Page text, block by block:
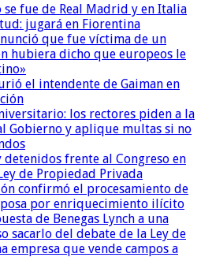
se fue de Real Madrid y en Italia
jugará en Fiorentina
que fue víctima de un
hubiera dicho que europeos le
el intendente de Gaiman en
los rectores piden a la
Gobierno y aplique multas si no
detenidos frente al Congreso en
de Propiedad Privada
confirmó el procesamiento de
por enriquecimiento ilícito
de Benegas Lynch a una
sacarlo del debate de la Ley de
empresa que vende campos a